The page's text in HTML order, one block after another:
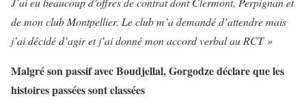
de mon club Montpellier. Le club m’a demandé d’attendre mais
j’ai décidé d’agir et j’ai donné mon accord verbal au RCT »
Malgré son passif avec Boudjellal, Gorgodze déclare que les
histoires passées sont classées